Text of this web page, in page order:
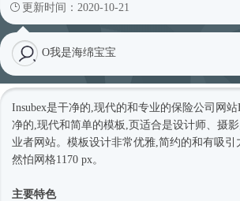
更新时间：2020-10-21
O我是海绵宝宝
Insubex是干净的,现代的和专业的保险公司网站
净的,现代和简单的模板,页适合是设计师、摄影
业者网站。模板设计非常优雅,简约的和有吸引
然怕网格1170 px。
主要特色